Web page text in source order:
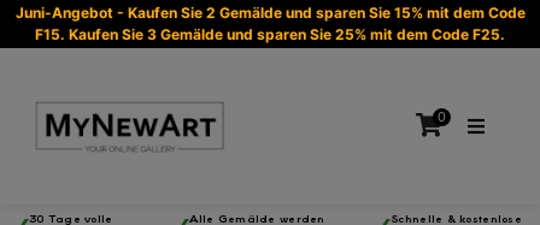
Juni-Angebot - Kaufen Sie 2 Gemälde und sparen Sie 15% mit dem Code
F15. Kaufen Sie 3 Gemälde und sparen Sie 25% mit dem Code F25.
0
30 Tage volle
Alle Gemälde werden
Schnelle & kostenlose